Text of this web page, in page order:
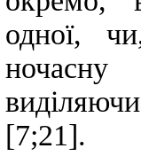
одної,
[7;21].